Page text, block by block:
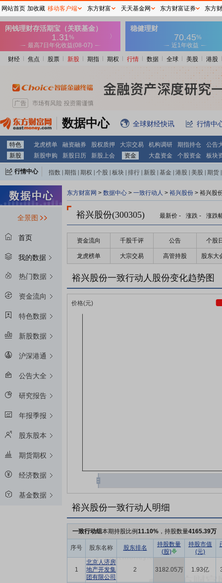
财经 焦点 股票 新股 期指 期权 行情 数据 全球 美股 港股
数据中心 全球财经快讯 行情中
特色 龙虎榜单 融资融券 股权质押 大宗交易 机构调研 期指持仓
公告
新股
新股申购 新股日历 新股上会 资金 大盘资金 个股资金 板块
行情中心 指数 期指 期权 个股 板块 排行 新股 基金 港股 美股 期货
全景图
首页
我的数据
热门数据
资金流向
特色数据
新股数据
沪深港通
公告大全
研究报告
年报季报
股东股本
期货期权
经济数据
基金数据
东方财富网 > 数据中心 > 一致行动人 > 裕兴股份 > 裕兴股
裕兴股份(300305) 最新价 - 涨跌 - 涨跌
资金流向 千股千评 公告 个股
龙虎榜单 大宗交易 高管持股 股东大
裕兴股份一致行动人股份变化趋势图
裕兴股份一致行动人明细
一致行动组本期持股比例11.10% ，持股数量4165.39万
序号 股东名称 股东排名
持股数量
(股)
持股市值
(元)
1
北京人济房
地产开发集
团有限公司
2 3182.05万 1.93亿
网站首页 加收藏 移动客户端 东方财富 天天基金网 东方财富证券 东方